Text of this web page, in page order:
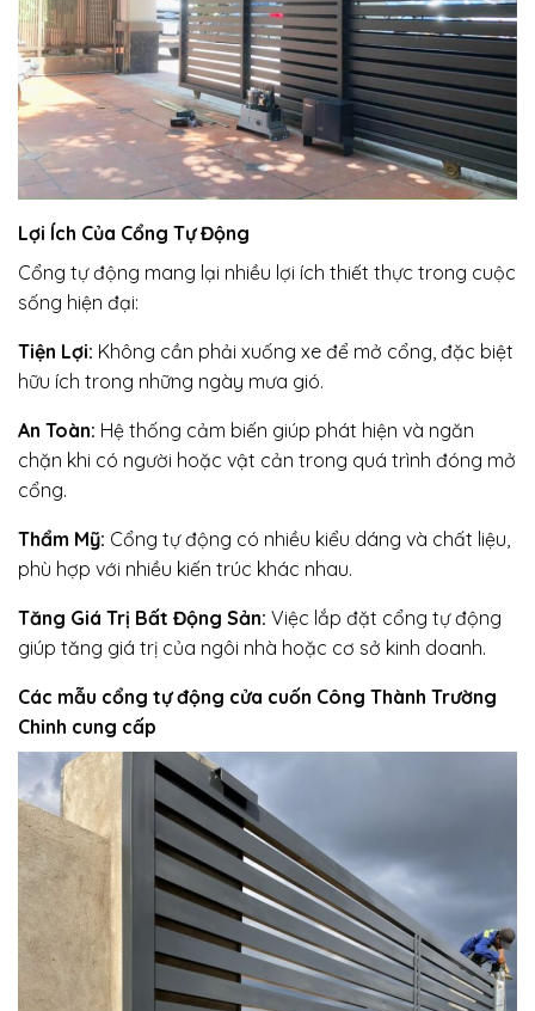
Lợi Ích Của Cổng Tự Động
Cổng tự động mang lại nhiều lợi ích thiết thực trong cuộc
sống hiện đại:
Tiện Lợi: Không cần phải xuống xe để mở cổng, đặc biệt
hữu ích trong những ngày mưa gió.
An Toàn: Hệ thống cảm biến giúp phát hiện và ngăn
chặn khi có người hoặc vật cản trong quá trình đóng mở
cổng.
Thẩm Mỹ: Cổng tự động có nhiều kiểu dáng và chất liệu,
phù hợp với nhiều kiến trúc khác nhau.
Tăng Giá Trị Bất Động Sản: Việc lắp đặt cổng tự động
giúp tăng giá trị của ngôi nhà hoặc cơ sở kinh doanh.
Các mẫu cổng tự động cửa cuốn Công Thành Trường
Chinh cung cấp